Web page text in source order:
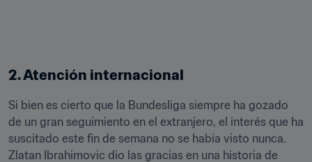
2. Atención internacional
Si bien es cierto que la Bundesliga siempre ha gozado
de un gran seguimiento en el extranjero, el interés que ha
suscitado este fin de semana no se había visto nunca.
Zlatan Ibrahimovic dio las gracias en una historia de